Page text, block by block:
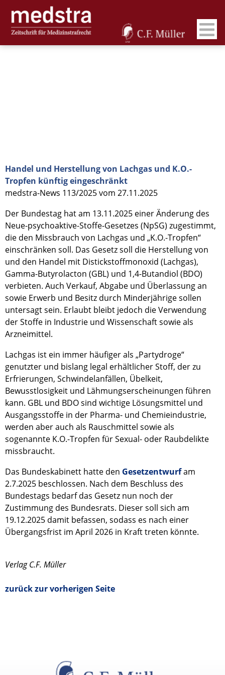
Handel und Herstellung von Lachgas und K.O.-
Tropfen künftig eingeschränkt
medstra-News 113/2025 vom 27.11.2025
Der Bundestag hat am 13.11.2025 einer Änderung des
Neue-psychoaktive-Stoffe-Gesetzes (NpSG) zugestimmt,
die den Missbrauch von Lachgas und „K.O.-Tropfen“
einschränken soll. Das Gesetz soll die Herstellung von
und den Handel mit Distickstoffmonoxid (Lachgas),
Gamma-Butyrolacton (GBL) und 1,4-Butandiol (BDO)
verbieten. Auch Verkauf, Abgabe und Überlassung an
sowie Erwerb und Besitz durch Minderjährige sollen
untersagt sein. Erlaubt bleibt jedoch die Verwendung
der Stoffe in Industrie und Wissenschaft sowie als
Arzneimittel.
Lachgas ist ein immer häufiger als „Partydroge“
genutzter und bislang legal erhältlicher Stoff, der zu
Erfrierungen, Schwindelanfällen, Übelkeit,
Bewusstlosigkeit und Lähmungserscheinungen führen
kann. GBL und BDO sind wichtige Lösungsmittel und
Ausgangsstoffe in der Pharma- und Chemieindustrie,
werden aber auch als Rauschmittel sowie als
sogenannte K.O.-Tropfen für Sexual- oder Raubdelikte
missbraucht.
Das Bundeskabinett hatte den Gesetzentwurfam
2.7.2025 beschlossen. Nach dem Beschluss des
Bundestags bedarf das Gesetz nun noch der
Zustimmung des Bundesrats. Dieser soll sich am
19.12.2025 damit befassen, sodass es nach einer
Übergangsfrist im April 2026 in Kraft treten könnte.
Verlag C.F. Müller
zurück zur vorherigen Seite